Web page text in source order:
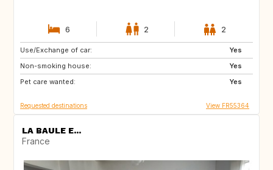
6 2 2
Use/Exchange of car:
Yes
Non-smoking house:
Yes
Pet care wanted:
Yes
DE
CH
FR
Requested destinations View FR55364
LA BAULE E...
France